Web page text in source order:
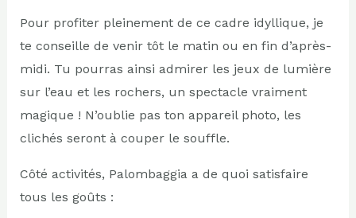
Pour profiter pleinement de ce cadre idyllique, je
te conseille de venir tôt le matin ou en fin d’après-
midi. Tu pourras ainsi admirer les jeux de lumière
sur l’eau et les rochers, un spectacle vraiment
magique ! N’oublie pas ton appareil photo, les
clichés seront à couper le souffle.
Côté activités, Palombaggia a de quoi satisfaire
tous les goûts :